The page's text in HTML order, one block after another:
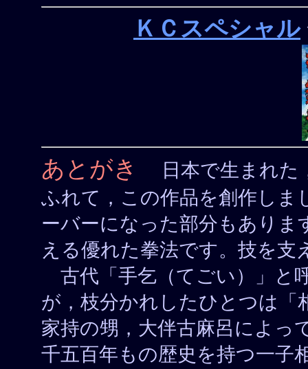
ＫＣスペシャル
あとがき
日本で生まれた
ふれて，この作品を創作しま
ーバーになった部分もありま
える優れた拳法です。技を
古代「手乞（てごい）」と
が，枝分かれしたひとつは「
家持の甥，大伴古麻呂によっ
千五百年もの歴史を持つ一子